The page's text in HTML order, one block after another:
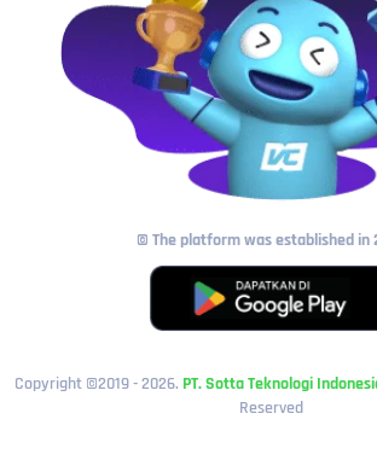
© The platform was established in
Copyright ©2019 - 2026. PT. Sotta Teknologi
Reserved